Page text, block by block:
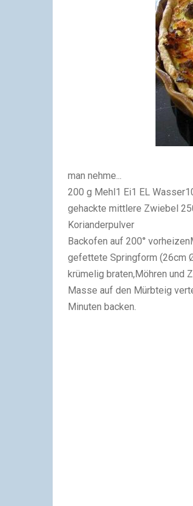
man nehme...
200 g Mehl1 Ei1 EL
gehackte mittlere Zwiebel
Korianderpulver
Backofen auf 200°
gefettete Springform (26cm
krümelig braten,Möhren und
Masse auf den Mürbteig
Minuten backen.